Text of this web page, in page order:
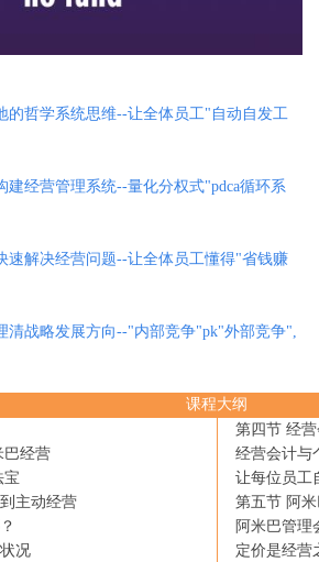
的哲学系统思维--让全体员工" 自动自发工
建经营管理系统--量化分权式"pdca循环系
速解决经营问题--让全体员工懂得"省钱赚
清战略发展方向--"内部竞争"pk"外部竞争",
课程大纲
经营
主动经营
况
第四节 经营
经营会计与
让每位员工
第五节 阿米
阿米巴管理
定价是经营